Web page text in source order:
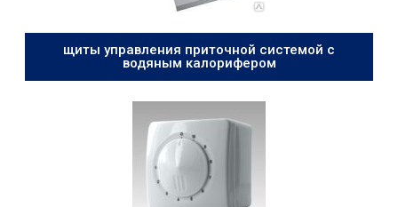
щиты управления приточной системой с
водяным калорифером